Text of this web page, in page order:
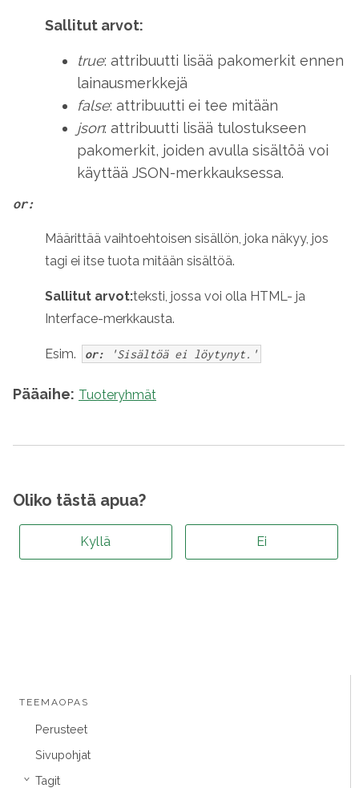
TEEMAOPAS
Perusteet
Sivupohjat
› Tagit
Sallitut arvot:
true: attribuutti lisää pakomerkit ennen
lainausmerkkejä
false: attribuutti ei tee mitään
json: attribuutti lisää tulostukseen
pakomerkit, joiden avulla sisältöä voi
käyttää JSON-merkkauksessa.
or:
Määrittää vaihtoehtoisen sisällön, joka näkyy, jos
tagi ei itse tuota mitään sisältöä.
Sallitut arvot:teksti, jossa voi olla HTML- ja
Interface-merkkausta.
Esim. or: 'Sisältöä ei löytynyt.'
Pääaihe: Tuoteryhmät
Oliko tästä apua?
Kyllä Ei